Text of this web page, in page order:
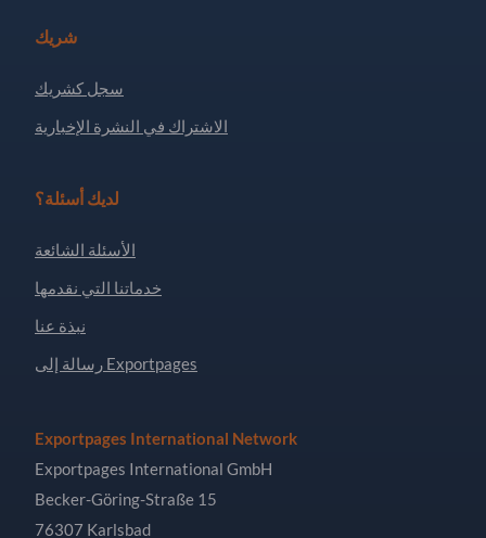
شريك
سجل كشريك
الاشتراك في النشرة الإخبارية
لديك أسئلة؟
الأسئلة الشائعة
خدماتنا التي نقدمها
نبذة عنا
رسالة إلى Exportpages
Exportpages International Network
Exportpages International GmbH
Becker-Göring-Straße 15
76307 Karlsbad